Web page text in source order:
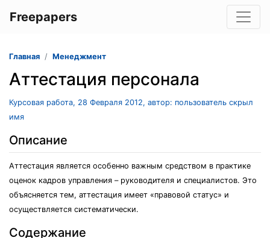
Freepapers
Главная Менеджмент
Аттестация персонала
Курсовая работа, 28 Февраля 2012, автор: пользователь скрыл
имя
Описание
Аттестация является особенно важным средством в практике
оценок кадров управления – руководителя и специалистов. Это
объясняется тем, аттестация имеет «правовой статус» и
осуществляется систематически.
Содержание